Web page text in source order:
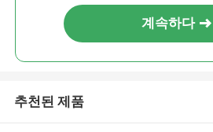
계속하다
추천된 제품